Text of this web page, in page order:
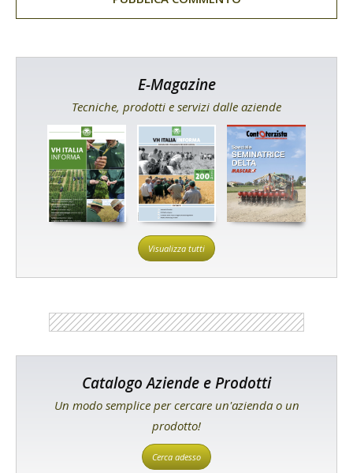
E-Magazine
Tecniche, prodotti e servizi dalle aziende
Visualizza tutti
Catalogo Aziende e Prodotti
Un modo semplice per cercare un'azienda o un
prodotto!
Cerca adesso